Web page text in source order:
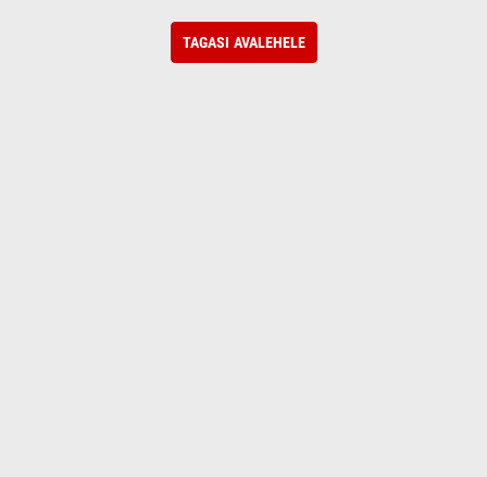
TAGASI AVALEHELE